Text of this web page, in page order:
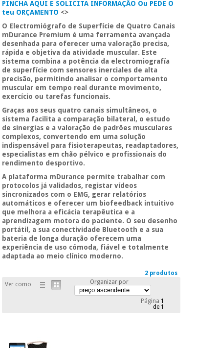
Novidades
Ofertas
Outlet
Fisaude
Tech
Academy
Fisaude
Aluguer
Medicina
tradicional
chinesa
Mobiliário
clínico
Gabinetes
Material de
proteção
essencial
para
coronavirus
Aerobic,
fitness
e
pilates
Desportos
e jogos
sanitário
Novidades
Ofertas
Outlet
Tech
Academy
Fisaude
Aluguer
Material
médico
sanitário
Medicina
tradicional
chinesa
Mobiliário
clínico
Gabinetes
Material de
proteção
essencial
para
coronavirus
fitness e
PINCHA AQUI E SOLICITA INFORMAÇÃO Ou PEDE O
teu ORÇAMENTO <>
O Electromiógrafo de Superfície de Quatro Canais
mDurance Premium é uma ferramenta avançada
desenhada para oferecer umavaloração precisa,
rápida e objetiva da atividade muscular. Este
sistema combina a potência da electromiografía
de superfície com sensores inerciales de alta
precisão, permitindo analisar o comportamento
muscular em tempo real durante movimento,
exercício ou tarefas funcionais.
Graças aos seus quatro canais simultâneos, o
sistema facilita a comparação bilateral, o estudo
de sinergias e a valoração de padrões musculares
complexos, convertendo em uma solução
indispensável para fisioterapeutas, readaptadores,
especialistas em chão pélvico e profissionais do
rendimento desportivo.
A plataforma mDurance permite trabalhar com
protocolos já validados, registar vídeos
sincronizados com o EMG, gerar relatórios
automáticos e oferecer um biofeedback intuitivo
que melhora a eficácia terapêutica e a
aprendizagem motora do paciente. O seu desenho
portátil, a sua conectividade Bluetooth e a sua
bateria de longa duração oferecem uma
experiência de uso cómoda, fiável e totalmente
adaptada ao meio clínico moderno.
2 produtos
Ver como
Organizar por
Página 1
de 1